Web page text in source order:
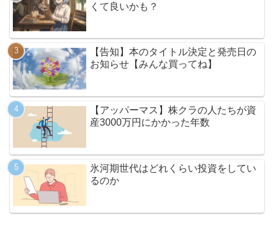
くて良いかも？
【告知】本のタイトル決定と発売日の
お知らせ【みんな買ってね】
【アッパーマス】株クラの人たちが資
産3000万円にかかった年数
氷河期世代はどれくらい投資をしてい
るのか